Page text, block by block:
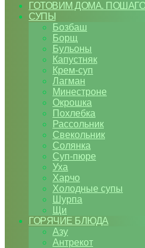
ГОТОВИМ ДОМА.
СУПЫ
Бозбаш
Борщ
Бульоны
Капустняк
Крем-суп
Лагман
Минестроне
Окрошка
Похлебка
Рассольник
Свекольник
Солянка
Суп-пюре
Уха
Харчо
Холодные супы
Шурпа
Щи
ГОРЯЧИЕ БЛЮДА
Азу
Антрекот